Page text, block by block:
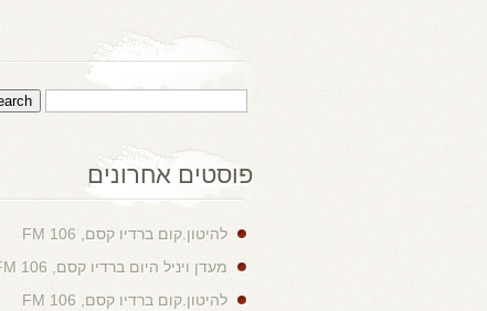
פוסטים אחרונים
להיטון.קום ברדיו קסם, 106 FM
מעדן ויניל היום ברדיו קסם, 106 FM
להיטון.קום ברדיו קסם, 106 FM